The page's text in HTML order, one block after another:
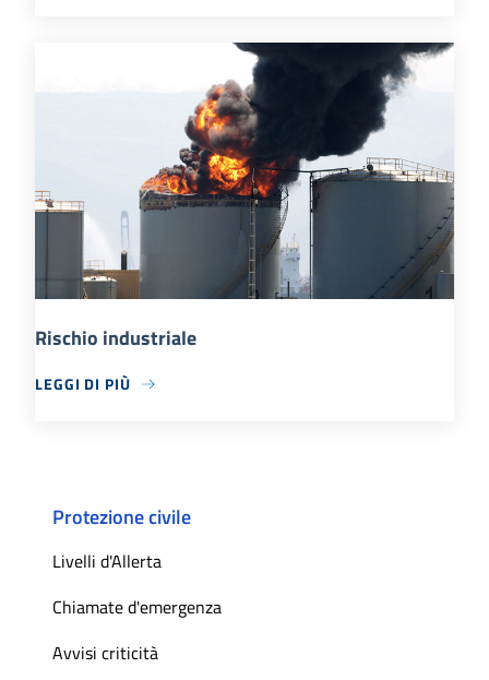
Rischio industriale
LEGGI DI PIÙ
Protezione civile
Livelli d'Allerta
Chiamate d'emergenza
Avvisi criticità